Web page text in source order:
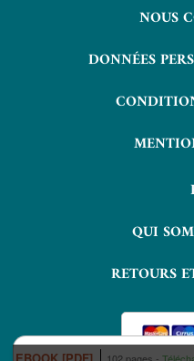
NOUS
DONNÉES
QUI
RETOURS